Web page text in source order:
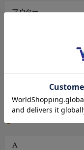
アウター
帽子
ファッション雑貨
A